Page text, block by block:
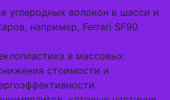
углеродных волокон в шасси и
например, Ferrari SF90
в массовых
стоимости и